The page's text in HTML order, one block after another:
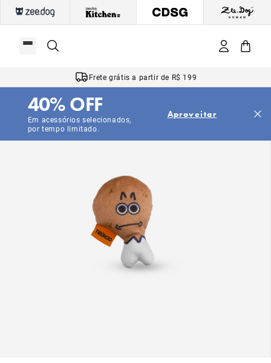
Frete grátis a partir de R$ 199
Em acessórios selecionados,
por tempo limitado.
40% OFF Aproveitar